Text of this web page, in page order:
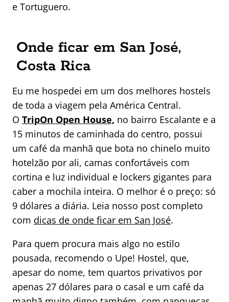
e Tortuguero.
Onde ficar em San José,
Costa Rica
Eu me hospedei em um dos melhores hostels
de toda a viagem pela América Central.
O TripOn Open House, no bairro Escalante e a
15 minutos de caminhada do centro, possui
um café da manhã que bota no chinelo muito
hotelzão por ali, camas confortáveis com
cortina e luz individual e lockers gigantes para
caber a mochila inteira. O melhor é o preço: só
9 dólares a diária. Leia nosso post completo
com dicas de onde ficar em San José.
Para quem procura mais algo no estilo
pousada, recomendo o Upe! Hostel, que,
apesar do nome, tem quartos privativos por
apenas 27 dólares para o casal e um café da